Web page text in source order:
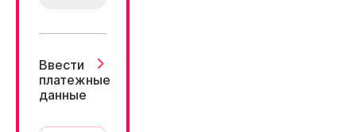
Ввести
платежные
данные